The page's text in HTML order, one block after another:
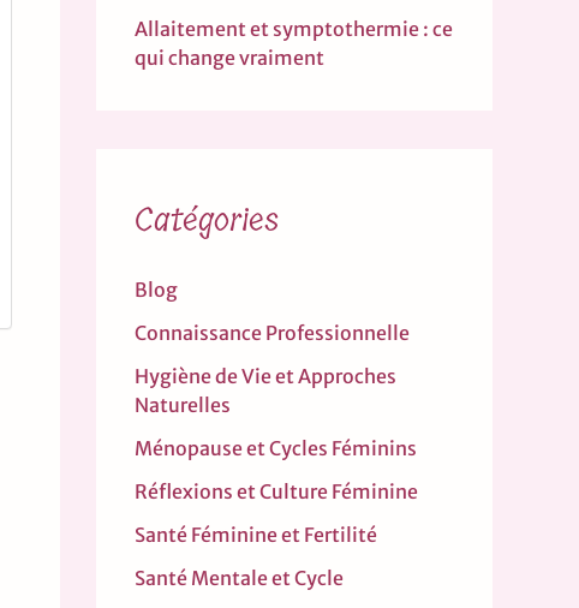
Allaitement et symptothermie : ce
qui change vraiment
Catégories
Blog
Connaissance Professionnelle
Hygiène de Vie et Approches
Naturelles
Ménopause et Cycles Féminins
Réflexions et Culture Féminine
Santé Féminine et Fertilité
Santé Mentale et Cycle